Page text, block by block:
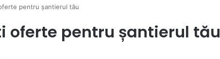
pentru șantierul tău
oferte pentru șantierul tău